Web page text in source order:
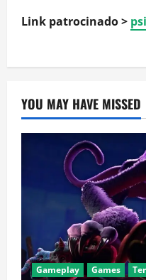
Link patrocinado >
YOU MAY HAVE MISSED
Gameplay Games